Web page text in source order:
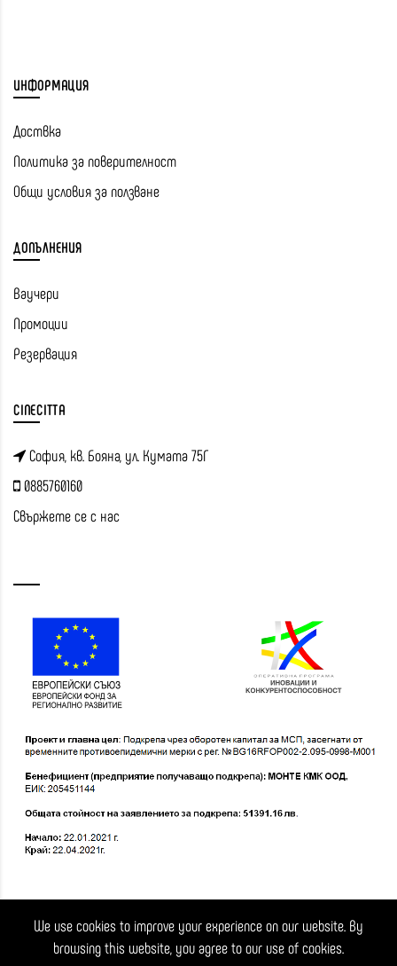
ИНФОРМАЦИЯ
Доствка
Политика за поверителност
Общи условия за ползване
ДОПЪЛНЕНИЯ
Ваучери
Промоции
Резервация
CINECITTA
София, кв. Бояна, ул. Кумата 75Г
0885760160
Свържете се с нас
We use cookies to improve your experience on our website. By
browsing this website, you agree to our use of cookies.